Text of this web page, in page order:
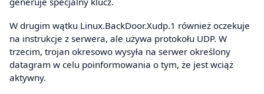
W drugim wątku Linux.BackDoor.Xudp.1 również oczekuje
na instrukcje z serwera, ale używa protokołu UDP. W
trzecim, trojan okresowo wysyła na serwer określony
datagram w celu poinformowania o tym, że jest wciąż
aktywny.